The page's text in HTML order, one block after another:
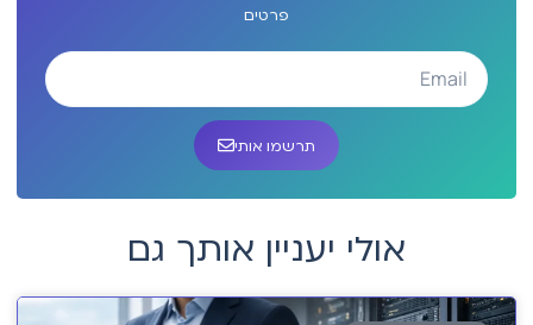
פרטים
תרשמו אותי
אולי יעניין אותך גם